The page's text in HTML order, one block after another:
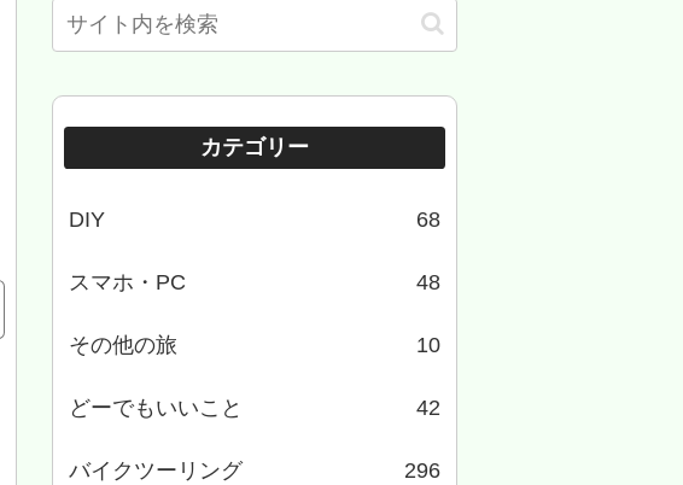
カテゴリー
DIY 68
スマホ・PC 48
その他の旅 10
どーでもいいこと 42
バイクツーリング 296